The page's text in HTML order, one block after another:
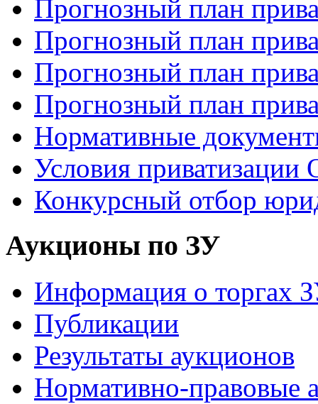
Прогнозный план
Прогнозный план
Прогнозный план
Прогнозный план
Нормативные
Условия
Конкурсный отбор
Аукционы по ЗУ
Информация о торгах
Публикации
Результаты аукционов
Нормативно-правовые